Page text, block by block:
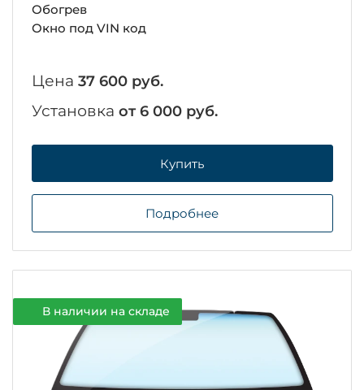
Обогрев
Окно под VIN код
Цена 37 600 руб.
Установка от 6 000 руб.
Купить
Подробнее
В наличии на складе